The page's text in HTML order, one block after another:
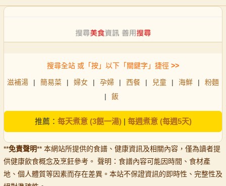
搜尋全站 或「按」以下「關鍵字」捷徑 >>
滋補湯 | 簡易菜 | 婦女 | 孕婦 | 西餐 | 兒童 | 海鮮 |
粉麵
|
飯
推薦： 每天煮意 (3餸一湯)| 每週煮意 (每週5天)
**免責聲明** 本網站所提供的食譜、健康資訊及相關內容，僅為讀者提
供健康飲食概念及烹飪參考。 聲明：食譜內容可能因時間、食材產
地、個人體質等因素而存在差異。本站不保證資訊的即時性、完整性及